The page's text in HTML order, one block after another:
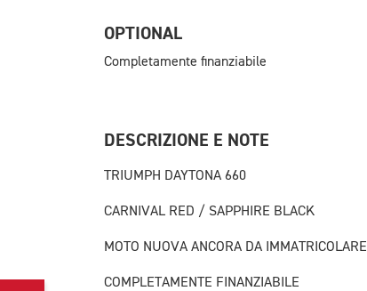
OPTIONAL
Completamente finanziabile
DESCRIZIONE E NOTE
TRIUMPH DAYTONA 660
CARNIVAL RED / SAPPHIRE BLACK
MOTO NUOVA ANCORA DA IMMATRICOLARE
COMPLETAMENTE FINANZIABILE